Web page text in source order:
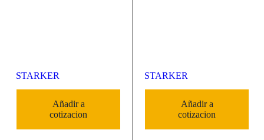
STARKER
Añadir a
cotizacion
STARKER
Añadir a
cotizacion